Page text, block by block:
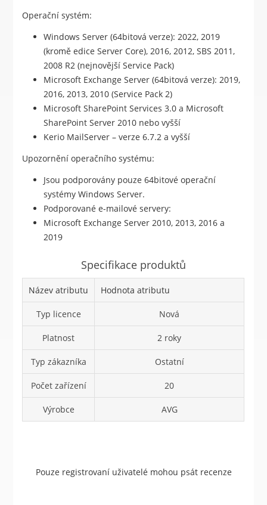
Operační systém:
Windows Server (64bitová verze): 2022, 2019
(kromě edice Server Core), 2016, 2012, SBS 2011,
2008 R2 (nejnovější Service Pack)
Microsoft Exchange Server (64bitová verze): 2019,
2016, 2013, 2010 (Service Pack 2)
Microsoft SharePoint Services 3.0 a Microsoft
SharePoint Server 2010 nebo vyšší
Kerio MailServer – verze 6.7.2 a vyšší
Upozornění operačního systému:
Jsou podporovány pouze 64bitové operační
systémy Windows Server.
Podporované e-mailové servery:
Microsoft Exchange Server 2010, 2013, 2016 a
2019
Specifikace produktů
Název atributu Hodnota atributu
Typ licence Nová
Platnost 2 roky
Typ zákazníka Ostatní
Počet zařízení 20
Výrobce AVG
Pouze registrovaní uživatelé mohou psát recenze